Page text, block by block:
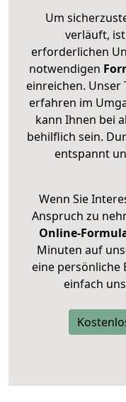
Um
verläuft,
erforderlichen
notwendigen
einreichen. Unser
erfahren im
kann Ihnen bei
behilflich sein.
entspannt
Wenn Sie
Anspruch zu
Online-
Minuten auf
eine persönliche
einfach